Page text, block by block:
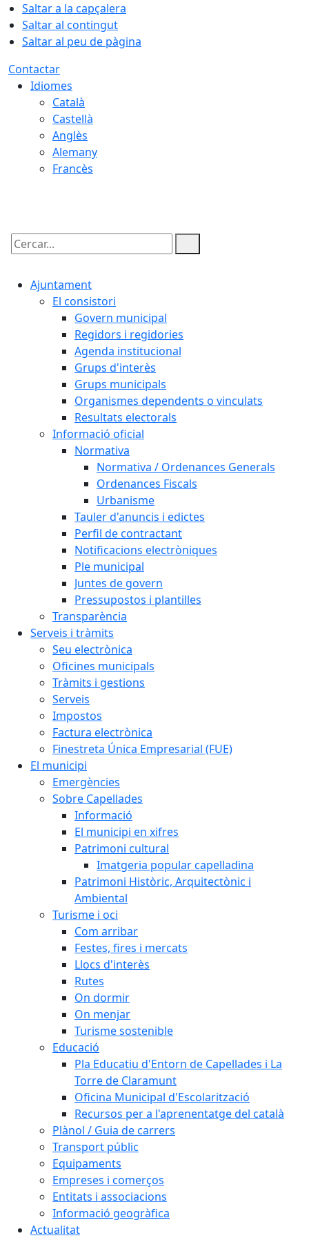
Saltar a la capçalera
Saltar al contingut
Saltar al peu de pàgina
Contactar
Idiomes
Català
Castellà
Anglès
Alemany
Francès
Cercar:
Ajuntament
El consistori
Govern municipal
Regidors i regidories
Agenda institucional
Grups d'interès
Grups municipals
Organismes dependents o vinculats
Resultats electorals
Informació oficial
Normativa
Normativa / Ordenances Generals
Ordenances Fiscals
Urbanisme
Tauler d'anuncis i edictes
Perfil de contractant
Notificacions electròniques
Ple municipal
Juntes de govern
Pressupostos i plantilles
Transparència
Serveis i tràmits
Seu electrònica
Oficines municipals
Tràmits i gestions
Serveis
Impostos
Factura electrònica
Finestreta Única Empresarial (FUE)
El municipi
Emergències
Sobre Capellades
Informació
El municipi en xifres
Patrimoni cultural
Imatgeria popular capelladina
Patrimoni Històric, Arquitectònic i
Ambiental
Turisme i oci
Com arribar
Festes, fires i mercats
Llocs d'interès
Rutes
On dormir
On menjar
Turisme sostenible
Educació
Pla Educatiu d'Entorn de Capellades i La
Torre de Claramunt
Oficina Municipal d'Escolarització
Recursos per a l'aprenentatge del català
Plànol / Guia de carrers
Transport públic
Equipaments
Empreses i comerços
Entitats i associacions
Informació geogràfica
Actualitat